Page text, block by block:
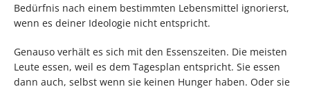
Bedürfnis nach einem bestimmten Lebensmittel ignorierst,
wenn es deiner Ideologie nicht entspricht.
Genauso verhält es sich mit den Essenszeiten. Die meisten
Leute essen, weil es dem Tagesplan entspricht. Sie essen
dann auch, selbst wenn sie keinen Hunger haben. Oder sie